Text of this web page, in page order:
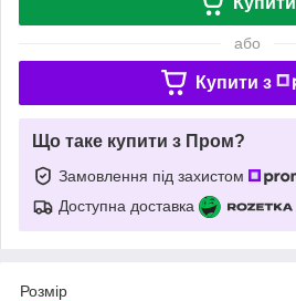
або
Купити з
Що таке купити з Пром?
Замовлення під захистом
Доступна доставка
Розмір